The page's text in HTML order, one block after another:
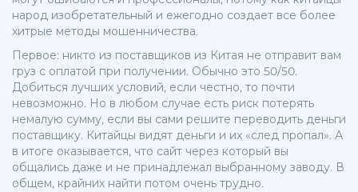
народ изобретательный и ежегодно создает все более
хитрые методы мошенничества.
Первое: никто из поставщиков из Китая не отправит вам
груз с оплатой при получении. Обычно это 50/50.
Добиться лучших условий, если честно, то почти
невозможно. Но в любом случае есть риск потерять
немалую сумму, если вы сами решите переводить деньги
поставщику. Китайцы видят деньги и их «след пропал». А
в итоге оказывается, что сайт через который вы
общались даже и не принадлежал выбранному заводу. В
общем, крайних найти потом очень трудно.